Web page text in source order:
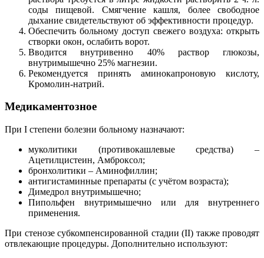
соды пищевой. Смягчение кашля, более свободное
дыхание свидетельствуют об эффективности процедур.
Обеспечить больному доступ свежего воздуха: открыть
створки окон, ослабить ворот.
Вводится внутривенно 40% раствор глюкозы,
внутримышечно 25% магнезии.
Рекомендуется принять аминокапроновую кислоту,
Кромолин-натрий.
Медикаментозное
При I степени болезни больному назначают:
муколитики (противокашлевые средства) –
Ацетилцистеин, Амброксол;
бронхолитики – Аминофиллин;
антигистаминные препараты (с учётом возраста);
Димедрол внутримышечно;
Пипольфен внутримышечно или для внутреннего
применения.
При стенозе субкомпенсированной стадии (II) также проводят
отвлекающие процедуры. Дополнительно используют: